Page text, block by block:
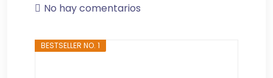
No hay comentarios
BESTSELLER NO. 1